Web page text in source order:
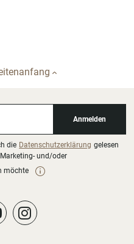
Anmelden
die Datenschutzerklärung gelesen
und/oder
möchte